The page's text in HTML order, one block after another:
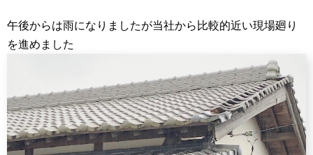
午後からは雨になりましたが当社から比較的近い現場廻り
を進めました